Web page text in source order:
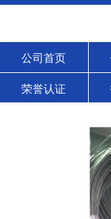
公司首页
荣誉认证